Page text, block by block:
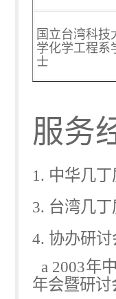
国立台湾科技
学化学工程系
士
服务
1. 中华几丁
3. 台湾几丁
4. 协办研讨
a 2003年
年会暨研讨